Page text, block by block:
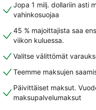
Jopa 1 milj. dollariin asti
vahinkosuojaa
45 % majoittajista saa
viikon kuluessa.
Valitse välittömät
Teemme maksujen
Päivittäiset maksut.
maksupalvelumaksut